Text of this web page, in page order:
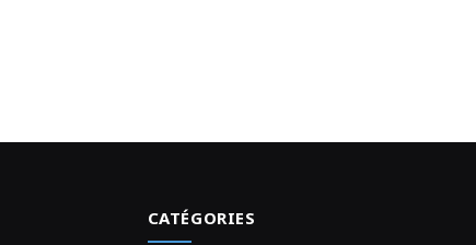
CATÉGORIES